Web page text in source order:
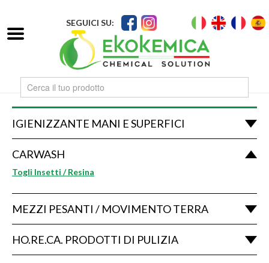
SEGUICI SU:
IGIENIZZANTE MANI E SUPERFICI
CARWASH
Togli Insetti / Resina
MEZZI PESANTI / MOVIMENTO TERRA
HO.RE.CA. PRODOTTI DI PULIZIA